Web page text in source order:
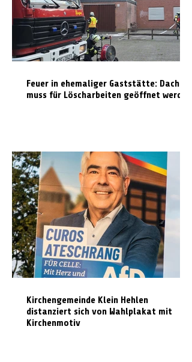
Feuer in ehemaliger Gaststätte: Dach
muss für Löscharbeiten geöffnet werden
Kirchengemeinde Klein Hehlen
distanziert sich von Wahlplakat mit
Kirchenmotiv